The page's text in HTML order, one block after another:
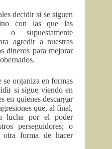
decidir si se siguen
con las que las
o supuestamente
agredir a nuestras
dineros para mejorar
organiza en formas
si sigue viendo en
en quienes descargar
que, al final,
lucha por el poder
perseguidores; o
forma de hacer